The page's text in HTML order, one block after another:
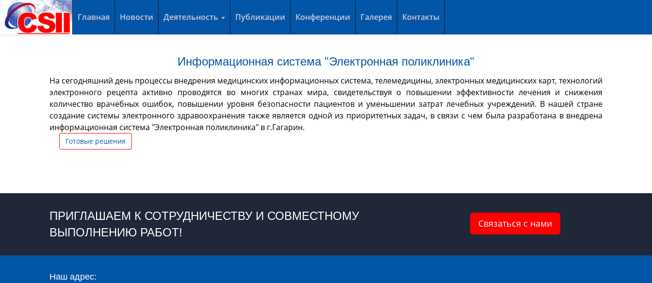
Главная Новости Деятельность Публикации Конференции Галерея Контакты
Информационная система "Электронная поликлиника"
На сегодняшний день процессы внедрения медицинских информационных система, телемедицины, электронных медицинских карт, технологий
электронного рецепта активно проводятся во многих странах мира, свидетельствуя о повышении эффективности лечения и снижения
количество врачебных ошибок, повышении уровня безопасности пациентов и уменьшении затрат лечебных учреждений. В нашей стране
создание системы электронного здравоохранения также является одной из приоритетных задач, в связи с чем была разработана в внедрена
информационная система "Электронная поликлиника" в г.Гагарин.
Готовые решения
ПРИГЛАШАЕМ К СОТРУДНИЧЕСТВУ И СОВМЕСТНОМУ
ВЫПОЛНЕНИЮ РАБОТ!
Связаться с нами
Наш адрес: